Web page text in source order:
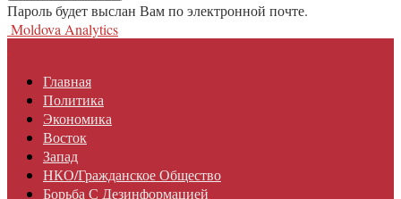
Пароль будет выслан Вам по электронной почте.
Moldova Analytics
Главная
Политика
Экономика
Восток
Запад
НКО/гражданское Общество
Борьба С Дезинформацией